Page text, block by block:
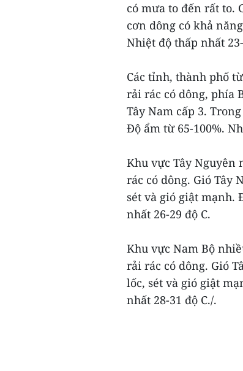
có mưa to đến rất to.
cơn dông có khả
Nhiệt độ thấp nhất
Các tỉnh, thành phố
rải rác có dông, phía
Tây Nam cấp 3.
Độ ẩm từ 65-100%.
Khu vực Tây Nguyên
rác có dông. Gió Tây
sét và gió giật mạnh.
nhất 26-29 độ C.
Khu vực Nam Bộ
rải rác có dông. Gió
lốc, sét và gió giật
nhất 28-31 độ C./.